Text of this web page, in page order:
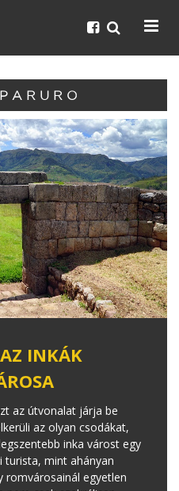
INKÁK
az útvonalat járja be
az olyan csodákat,
inka várost egy
mint ahányan
romvárosainál egyetlen